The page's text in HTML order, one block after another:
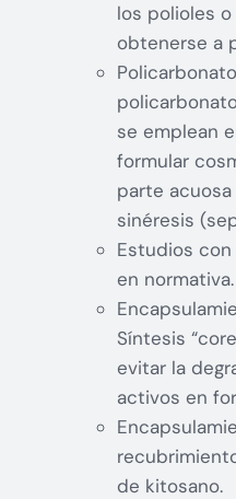
los polioles
obtenerse a
se emplean
formular
parte
sinéresis
Estudios
en normativa.
Síntesis
evitar la
activos en
de kitosano.